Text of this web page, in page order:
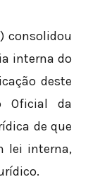
consolidou
interna do
deste
Oficial da
de que
lei interna,